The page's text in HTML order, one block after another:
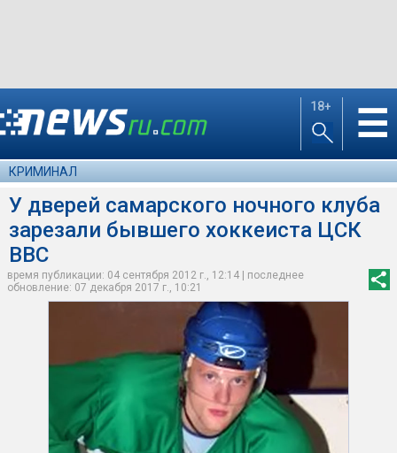
18+ ☰
КРИМИНАЛ
У дверей самарского ночного клуба
зарезали бывшего хоккеиста ЦСК
ВВС
время публикации: 04 сентября 2012 г., 12:14 | последнее
обновление: 07 декабря 2017 г., 10:21